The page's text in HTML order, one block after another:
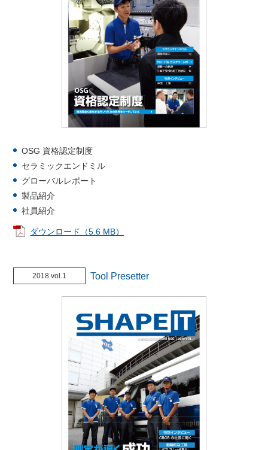
OSG 資格認定制度
セラミックエンドミル
グローバルレポート
製品紹介
社員紹介
ダウンロード（5.6 MB）
2018 vol.1 Tool Presetter